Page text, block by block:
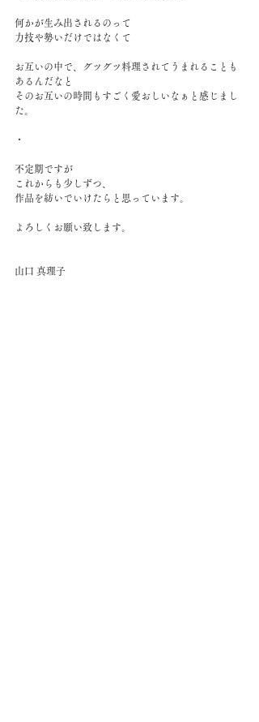
何かが生み出されるのって
力技や勢いだけではなくて
お互いの中で、グツグツ料理されてうまれることも
あるんだなと
そのお互いの時間もすごく愛おしいなぁと感じまし
た。
・
不定期ですが
これからも少しずつ、
作品を紡いでいけたらと思っています。
よろしくお願い致します。
山口 真理子